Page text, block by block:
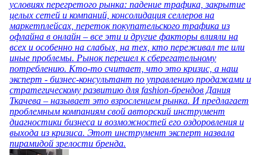
условиях перегретого рынка: падение трафика, закрытие
целых сетей и компаний, консолидация селлеров на
маркетплейсах, переток покупательского трафика из
офлайна в онлайн – все эти и другие факторы влияли на
всех и особенно на слабых, на тех, кто переживал те или
иные проблемы. Рынок перешел к сберегательному
потреблению. Кто-то считает, что это кризис, а наш
эксперт - бизнес-консультант по управлению продажами и
стратегическому развитию для fashion-брендов Дания
Ткачева – называет это взрослением рынка. И предлагает
проблемным компаниям свой авторский инструмент
диагностики бизнеса и возможностей его оздоровления и
выхода из кризиса. Этот инструмент эксперт назвала
пирамидой зрелости бренда.